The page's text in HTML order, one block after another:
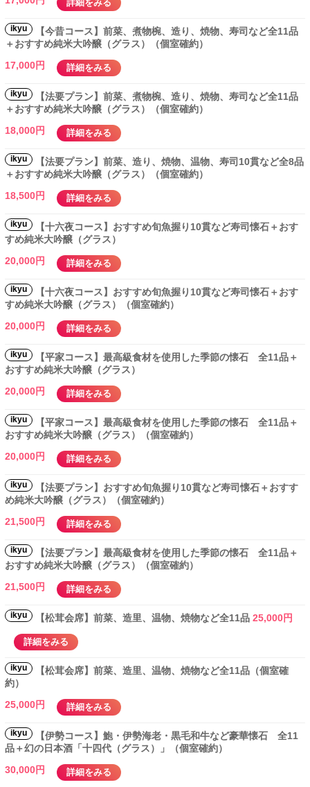
詳細をみる
ikyu
【今昔コース】前菜、煮物椀、造り、焼物、寿司など全11品
＋おすすめ純米大吟醸（グラス）（個室確約）
17,000円
詳細をみる
ikyu
【法要プラン】前菜、煮物椀、造り、焼物、寿司など全11品
＋おすすめ純米大吟醸（グラス）（個室確約）
18,000円
詳細をみる
ikyu
【法要プラン】前菜、造り、焼物、温物、寿司10貫など全8品
＋おすすめ純米大吟醸（グラス）（個室確約）
18,500円
詳細をみる
ikyu
【十六夜コース】おすすめ旬魚握り10貫など寿司懐石＋おす
すめ純米大吟醸（グラス）
20,000円
詳細をみる
ikyu
【十六夜コース】おすすめ旬魚握り10貫など寿司懐石＋おす
すめ純米大吟醸（グラス）（個室確約）
20,000円
詳細をみる
ikyu
【平家コース】最高級食材を使用した季節の懐石 全11品＋
おすすめ純米大吟醸（グラス）
20,000円
詳細をみる
ikyu
【平家コース】最高級食材を使用した季節の懐石 全11品＋
おすすめ純米大吟醸（グラス）（個室確約）
20,000円
詳細をみる
ikyu
【法要プラン】おすすめ旬魚握り10貫など寿司懐石＋おすす
め純米大吟醸（グラス）（個室確約）
21,500円
詳細をみる
ikyu
【法要プラン】最高級食材を使用した季節の懐石 全11品＋
おすすめ純米大吟醸（グラス）（個室確約）
21,500円
詳細をみる
ikyu 【松茸会席】前菜、造里、温物、焼物など全11品 25,000円
詳細をみる
ikyu
【松茸会席】前菜、造里、温物、焼物など全11品（個室確
約）
25,000円
詳細をみる
ikyu
【伊勢コース】鮑・伊勢海老・黒毛和牛など豪華懐石 全11
品＋幻の日本酒「十四代（グラス）」（個室確約）
30,000円
詳細をみる